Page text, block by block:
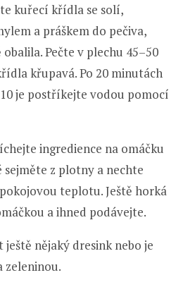
kuřecí křídla se solí,
a práškem do pečiva,
Pečte v plechu 45–50
křupavá. Po 20 minutách
je postříkejte vodou pomocí
ingredience na omáčku
sejměte z plotny a nechte
teplotu. Ještě horká
a ihned podávejte.
nějaký dresink nebo je
zeleninou.